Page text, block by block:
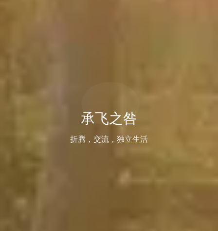
承飞之咎
折腾，交流，独立生活